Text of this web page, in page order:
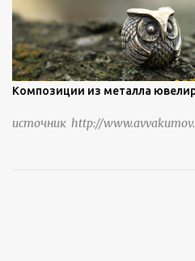
Композиции из металла
источник http://